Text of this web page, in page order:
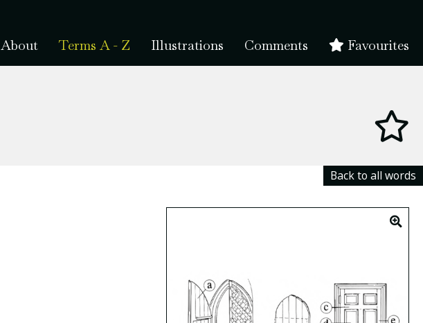
About Terms A - Z Illustrations Comments Favourites
Back to all words